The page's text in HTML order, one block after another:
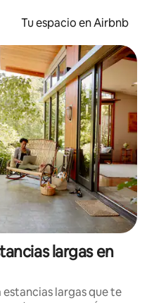
Tu espacio en Airbnb
largas en
largas que te